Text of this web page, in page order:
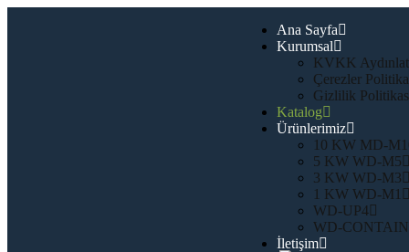
Ana Sayfa
Kurumsal
KVKK
Çerezler
Gizlilik
Katalog
Ürünlerimiz
10 KW MD-
5 KW WD-M5
3 KW WD-M3
1 KW WD-M1
WD-UP4
WD-
İletişim